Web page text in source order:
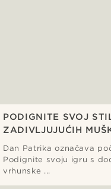
PODIGNITE SVOJ
ZADIVLJUJUĆIH
Dan Patrika označava
Podignite svoju igru s
vrhunske ...